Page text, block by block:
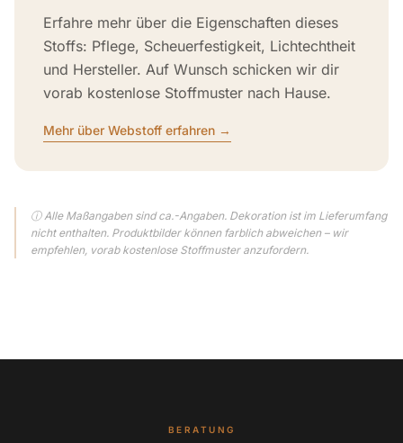
Erfahre mehr über die Eigenschaften dieses
Stoffs: Pflege, Scheuerfestigkeit, Lichtechtheit
und Hersteller. Auf Wunsch schicken wir dir
vorab kostenlose Stoffmuster nach Hause.
Mehr über Webstoff erfahren →
ⓘ Alle Maßangaben sind ca.-Angaben. Dekoration ist im Lieferumfang
nicht enthalten. Produktbilder können farblich abweichen – wir
empfehlen, vorab kostenlose Stoffmuster anzufordern.
BERATUNG